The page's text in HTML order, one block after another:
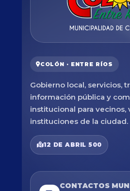
COLÓN · ENTRE RÍOS
Gobierno local, servicios,
información pública y
institucional para vecinos,
instituciones de la ciudad.
12 DE ABRIL 500
CONTACTOS